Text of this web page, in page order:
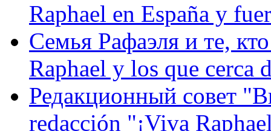
Raphael en España y
Семья Рафаэля и те,
Raphael y los que cerca
Редакционный совет
redacción "¡Viva